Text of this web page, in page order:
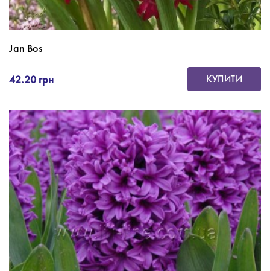
Jan Bos
42.20 грн КУПИТИ